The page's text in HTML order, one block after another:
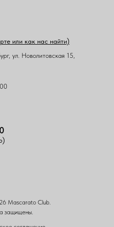
Mascarato Club.
защищены.
ул. Новолитовская 15,
или как нас найти)